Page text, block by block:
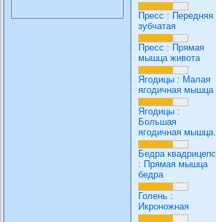
Пресс : Передняя
зубчатая
Пресс : Прямая
мышца живота
Ягодицы : Малая
ягодичная мышца
Ягодицы :
Большая
ягодичная мышца.
Бедра квадрицепс
: Прямая мышца
бедра
Голень :
Икроножная